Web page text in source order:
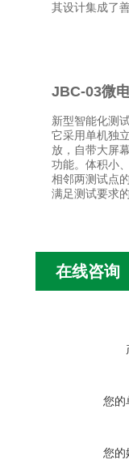
其设计集成了
JBC-03微
新型智能化测
它采用单机独
放，自带大屏
功能。体积小
相邻两测试点
满足测试要求
在线咨询
您的
您的